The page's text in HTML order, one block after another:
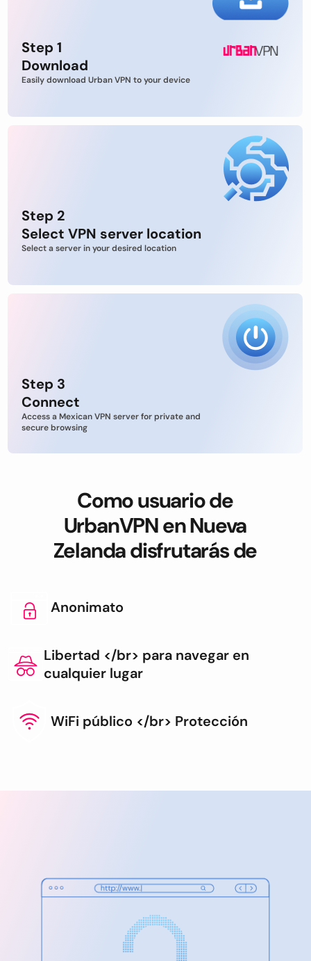
Step 1
Download
Easily download Urban VPN to your device
Step 2
Select VPN server location
Select a server in your desired location
Step 3
Connect
Access a Mexican VPN server for private and
secure browsing
Como usuario de
UrbanVPN en Nueva
Zelanda disfrutarás de
Anonimato
Libertad </br> para navegar en
cualquier lugar
WiFi público </br> Protección